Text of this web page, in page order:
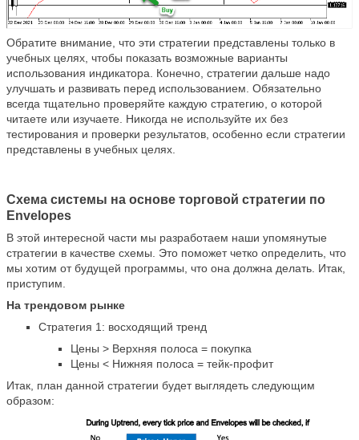
Обратите внимание, что эти стратегии представлены только в
учебных целях, чтобы показать возможные варианты
использования индикатора. Конечно, стратегии дальше надо
улучшать и развивать перед использованием. Обязательно
всегда тщательно проверяйте каждую стратегию, о которой
читаете или изучаете. Никогда не используйте их без
тестирования и проверки результатов, особенно если стратегии
представлены в учебных целях.
Схема системы на основе торговой стратегии по
Envelopes
В этой интересной части мы разработаем наши упомянутые
стратегии в качестве схемы. Это поможет четко определить, что
мы хотим от будущей программы, что она должна делать. Итак,
приступим.
На трендовом рынке
Стратегия 1: восходящий тренд
Цены > Верхняя полоса = покупка
Цены < Нижняя полоса = тейк-профит
Итак, план данной стратегии будет выглядеть следующим
образом: